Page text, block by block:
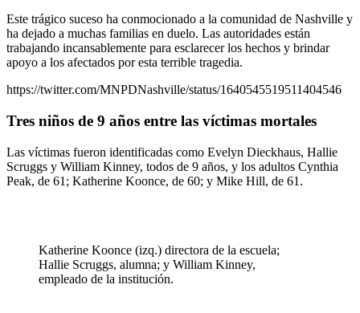
Este trágico suceso ha conmocionado a la comunidad de Nashville y
ha dejado a muchas familias en duelo. Las autoridades están
trabajando incansablemente para esclarecer los hechos y brindar
apoyo a los afectados por esta terrible tragedia.
https://twitter.com/MNPDNashville/status/1640545519511404546
Tres niños de 9 años entre las víctimas mortales
Las víctimas fueron identificadas como Evelyn Dieckhaus, Hallie
Scruggs y William Kinney, todos de 9 años, y los adultos Cynthia
Peak, de 61; Katherine Koonce, de 60; y Mike Hill, de 61.
Katherine Koonce (izq.) directora de la escuela;
Hallie Scruggs, alumna; y William Kinney,
empleado de la institución.